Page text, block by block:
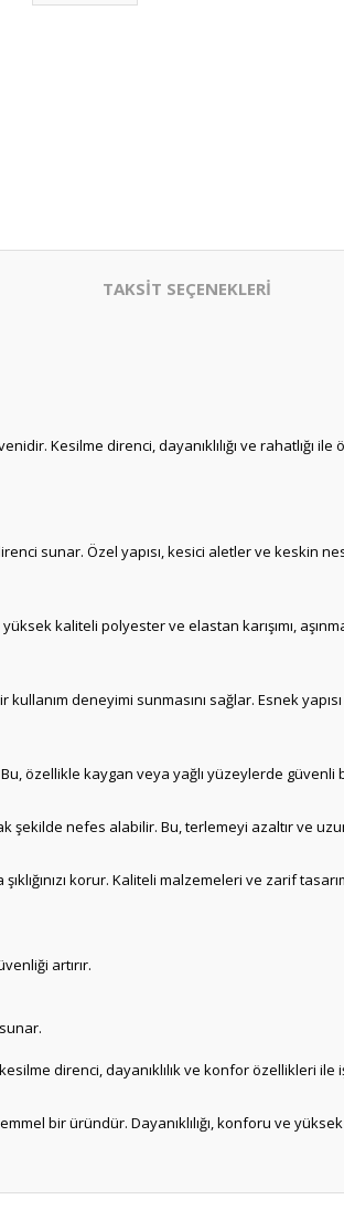
TAKSİT SEÇENEKLERİ
Kesilme direnci, dayanıklılığı ve rahatlığı ile
sunar. Özel yapısı, kesici aletler ve keskin
kaliteli polyester ve elastan karışımı,
deneyimi sunmasını sağlar. Esnek
özellikle kaygan veya yağlı yüzeylerde güvenli
şekilde nefes alabilir. Bu, terlemeyi azaltır ve
korur. Kaliteli malzemeleri ve zarif
artırır.
direnci, dayanıklılık ve konfor özellikleri ile
bir üründür. Dayanıklılığı, konforu ve